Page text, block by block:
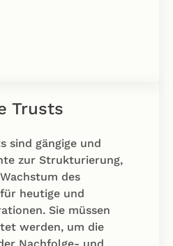
Trusts
sind gängige und
zur Strukturierung,
des
heutige und
Sie müssen
werden, um die